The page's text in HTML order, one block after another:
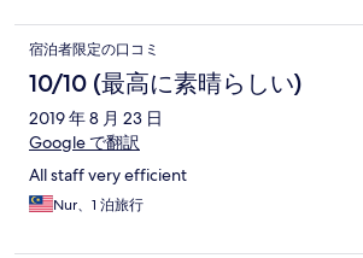
宿泊者限定の口コミ
10/10 (最高に素晴らしい)
2019 年 8 月 23 日
Google で翻訳
All staff very efficient
Nur、1 泊旅行